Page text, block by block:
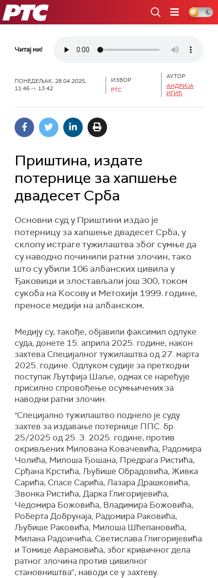
РТС
Читај ми!
ПОНЕДЕЉАК, 28.04.2025,
11:46 -> 13:42
ИЗВОР:
РТС
АУТОР:
АНДРИЈА
ИГИЋ
Приштина, издате
потернице за хапшење
двадесет Срба
Основни суд у Приштини издао је
потерницу за хапшење двадесет Срба, у
склопу истраге тужилаштва због сумње да
су наводно починили ратни злочин, тако
што су убили 106 албанских цивила у
Ђаковици и злостављали још 300, током
сукоба на Косову и Метохији 1999. године,
преносе медији на албанском.
Медију су, такође, објавили факсимил одлуке
суда, донете 15. априла 2025. године, након
захтева Специјалног тужилаштва од 27. марта
2025. године. Одлуком судије за претходни
поступак Љутфија Шаље, одмах се наређује
присилно спровођење осумњичених за
наводни ратни злочин.
"Специјално тужилаштво поднело је суду
захтев за издавање потернице ППС. бр.
25/2025 од 25. 3. 2025. године, против
окривљених Милована Ковачевића, Радомира
Чолића, Милоша Ђошана, Предрага Ристића,
Срђана Крстића, Љубише Обрадовића, Живка
Сарића, Спасе Сарића, Лазара Драшковића,
Звонка Ристића, Дарка Глигоријевића,
Чедомира Божовића, Владимира Божовића,
Роберта Добрунаја, Радомира Раковића,
Љубише Раковића, Милоша Шћепановића,
Милана Радоичића, Светислава Глигоријевића
и Томице Аврамовића, због кривичног дела
ратног злочина против цивилног
становништва“, наводи се у захтеву.